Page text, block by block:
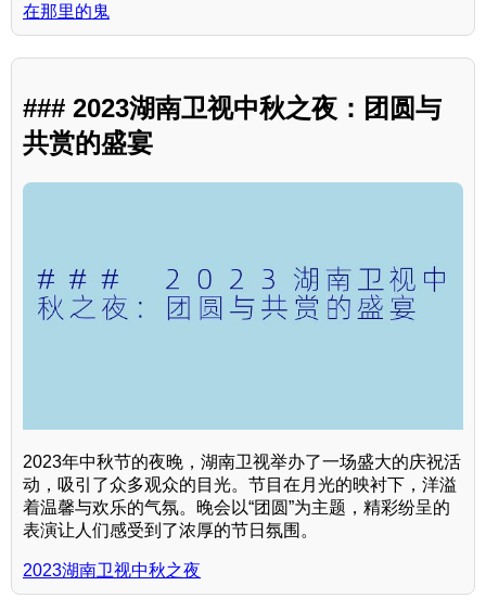
在那里的鬼
### 2023湖南卫视中秋之夜：团圆与
共赏的盛宴
2023年中秋节的夜晚，湖南卫视举办了一场盛大的庆祝活
动，吸引了众多观众的目光。节目在月光的映衬下，洋溢
着温馨与欢乐的气氛。晚会以“团圆”为主题，精彩纷呈的
表演让人们感受到了浓厚的节日氛围。
2023湖南卫视中秋之夜